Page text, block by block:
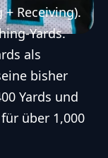
+ Receiving).
Yards.
als
bisher
Yards und
über 1,000